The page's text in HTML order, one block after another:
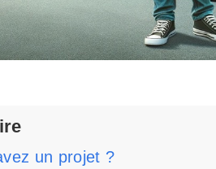
un projet ?